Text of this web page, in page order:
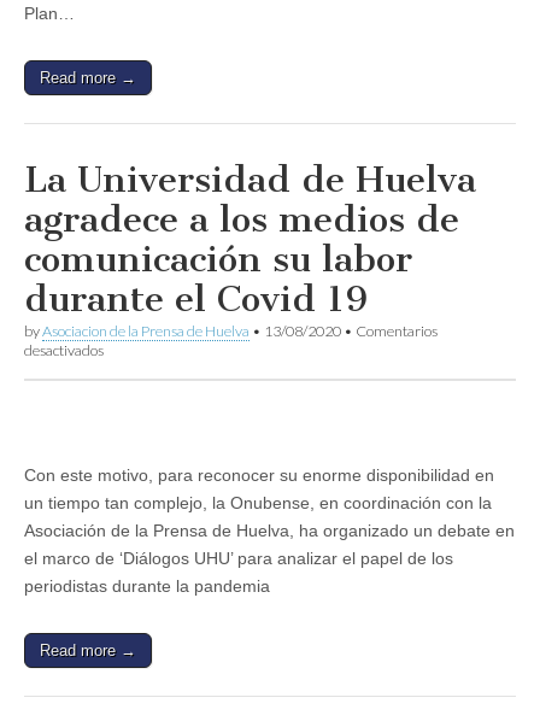
en
los
participa
APH
como
jurado
Plan…
Read more →
La Universidad de Huelva
agradece a los medios de
comunicación su labor
durante el Covid 19
byAsociacion de la Prensa de Huelva • 13/08/2020 • Comentarios
desactivadosen
los
medios
de
comunicación
su
labor
Covid
19
Con este motivo, para reconocer su enorme disponibilidad en
un tiempo tan complejo, la Onubense, en coordinación con la
Asociación de la Prensa de Huelva, ha organizado un debate en
el marco de ‘Diálogos UHU’ para analizar el papel de los
periodistas durante la pandemia
Read more →